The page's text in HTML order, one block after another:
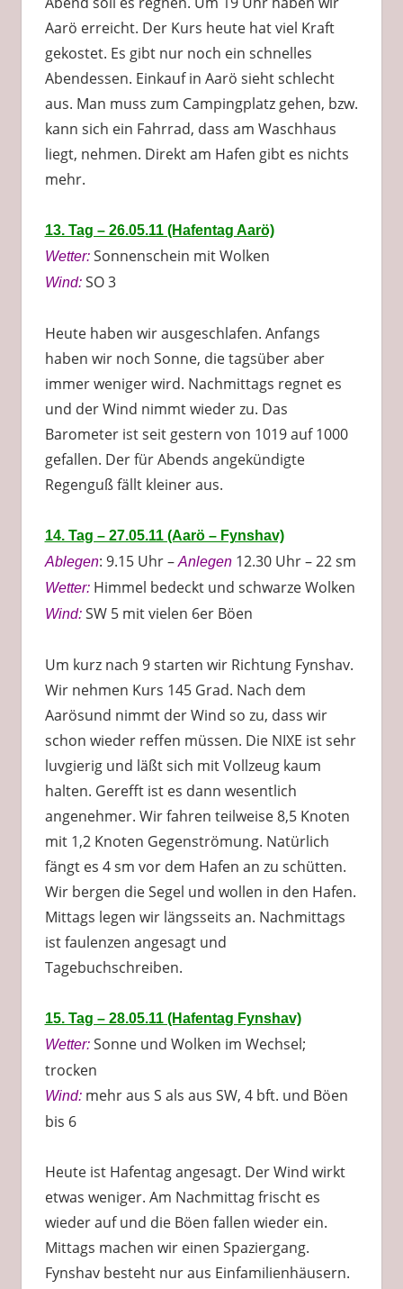
Aarö erreicht. Der Kurs heute hat viel Kraft
gekostet. Es gibt nur noch ein schnelles
Abendessen. Einkauf in Aarö sieht schlecht
aus. Man muss zum Campingplatz gehen, bzw.
kann sich ein Fahrrad, dass am Waschhaus
liegt, nehmen. Direkt am Hafen gibt es nichts
mehr.
13. Tag – 26.05.11 (Hafentag Aarö)
Wetter:Sonnenschein mit Wolken
Wind:SO 3
Heute haben wir ausgeschlafen. Anfangs
haben wir noch Sonne, die tagsüber aber
immer weniger wird. Nachmittags regnet es
und der Wind nimmt wieder zu. Das
Barometer ist seit gestern von 1019 auf 1000
gefallen. Der für Abends angekündigte
Regenguß fällt kleiner aus.
14. Tag – 27.05.11 (Aarö – Fynshav)
Ablegen: 9.15 Uhr –Anlegen12.30 Uhr – 22 sm
Wetter:Himmel bedeckt und schwarze Wolken
Wind:SW 5 mit vielen 6er Böen
Um kurz nach 9 starten wir Richtung Fynshav.
Wir nehmen Kurs 145 Grad. Nach dem
Aarösund nimmt der Wind so zu, dass wir
schon wieder reffen müssen. Die NIXE ist sehr
luvgierig und läßt sich mit Vollzeug kaum
halten. Gerefft ist es dann wesentlich
angenehmer. Wir fahren teilweise 8,5 Knoten
mit 1,2 Knoten Gegenströmung. Natürlich
fängt es 4 sm vor dem Hafen an zu schütten.
Wir bergen die Segel und wollen in den Hafen.
Mittags legen wir längsseits an. Nachmittags
ist faulenzen angesagt und
Tagebuchschreiben.
15. Tag – 28.05.11 (Hafentag Fynshav)
Wetter:Sonne und Wolken im Wechsel;
trocken
Wind:mehr aus S als aus SW, 4 bft. und Böen
bis 6
Heute ist Hafentag angesagt. Der Wind wirkt
etwas weniger. Am Nachmittag frischt es
wieder auf und die Böen fallen wieder ein.
Mittags machen wir einen Spaziergang.
Fynshav besteht nur aus Einfamilienhäusern.